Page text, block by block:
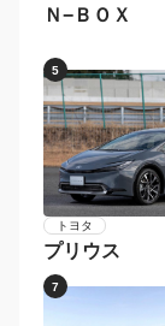
Ｎ−ＢＯＸ
5
トヨタ
プリウス
7